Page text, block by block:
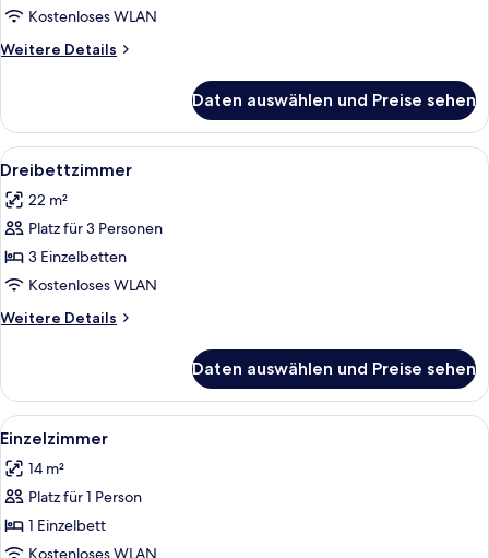
Kostenloses WLAN
Weitere Details
Weitere
Zweibettzimmer
Daten auswählen und Preise sehen
Alle
Fotos
für
Dreibettzimmer
anzeigen
Ein modernes Hotelzimmer mit Bett,
4
Dreibettzimmer
22 m²
Platz für 3 Personen
3 Einzelbetten
Kostenloses WLAN
Weitere Details
Weitere
Daten auswählen und Preise sehen
Alle
Fotos
für
Einzelzimmer
anzeigen
Ein Hotelzimmer mit Bett,
4
Einzelzimmer
14 m²
Platz für 1 Person
1 Einzelbett
Kostenloses WLAN